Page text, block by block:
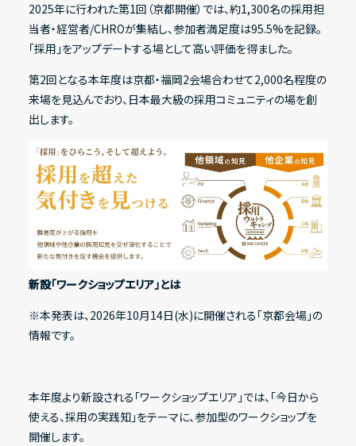
適時開示資料
株式情報
株式基本情報
株主総会資料
株価情報
その他
IRニュース
IRカレンダー
電子公告
IRポリシー
免責事項
2025年に行われた第1回（京都開催）では、約1,300名の採用担
当者・経営者/CHROが集結し、参加者満足度は95.5%を記録。
「採用」をアップデートする場として高い評価を得ました。
第2回となる本年度は京都・福岡2会場合わせて2,000名程度の
来場を見込んでおり、日本最大級の採用コミュニティの場を創
出します。
新設「ワークショップエリア」とは
※本発表は、2026年10月14日(水)に開催される「京都会場」の
情報です。
本年度より新設される「ワークショップエリア」では、「今日から
使える、採用の実践知」をテーマに、参加型のワークショップを
開催します。